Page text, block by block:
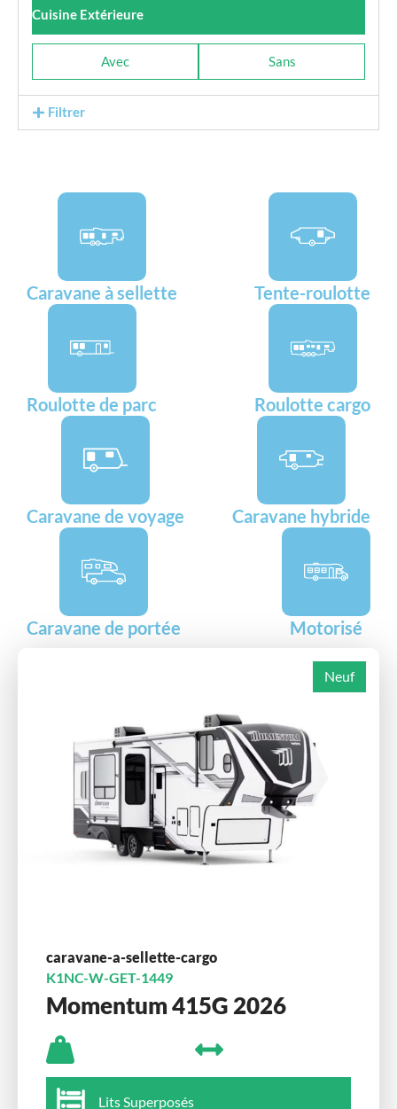
Cuisine Extérieure
Avec Sans
Filtrer
Caravane à sellette Tente-roulotte
Roulotte de parc Roulotte cargo
Caravane de voyage Caravane hybride
Caravane de portée Motorisé
Neuf
caravane-a-sellette-cargo
K1NC-W-GET-1449
Momentum 415G 2026
Lits Superposés